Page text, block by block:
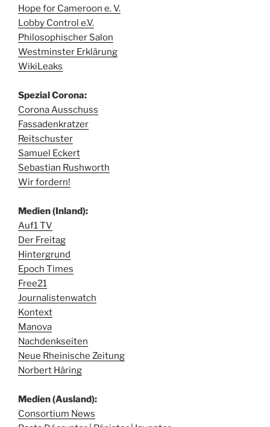
Hope for Cameroon e. V.
Lobby Control e.V.
Philosophischer Salon
Westminster Erklärung
WikiLeaks
Spezial Corona:
Corona Ausschuss
Fassadenkratzer
Reitschuster
Samuel Eckert
Sebastian Rushworth
Wir fordern!
Medien (Inland):
Auf1 TV
Der Freitag
Hintergrund
Epoch Times
Free21
Journalistenwatch
Kontext
Manova
Nachdenkseiten
Neue Rheinische Zeitung
Norbert Häring
Medien (Ausland):
Consortium News